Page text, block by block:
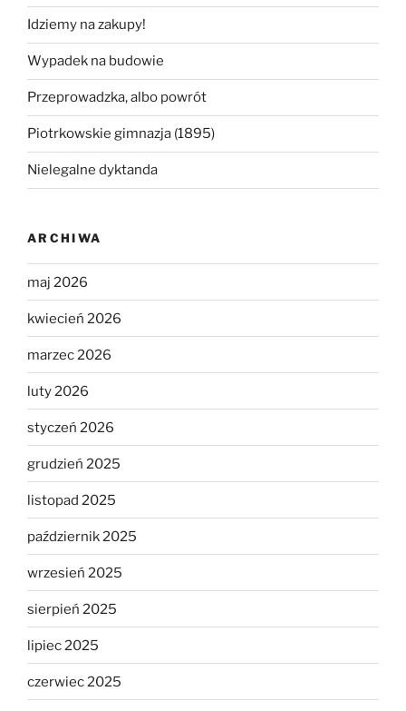
Idziemy na zakupy!
Wypadek na budowie
Przeprowadzka, albo powrót
Piotrkowskie gimnazja (1895)
Nielegalne dyktanda
ARCHIWA
maj 2026
kwiecień 2026
marzec 2026
luty 2026
styczeń 2026
grudzień 2025
listopad 2025
październik 2025
wrzesień 2025
sierpień 2025
lipiec 2025
czerwiec 2025